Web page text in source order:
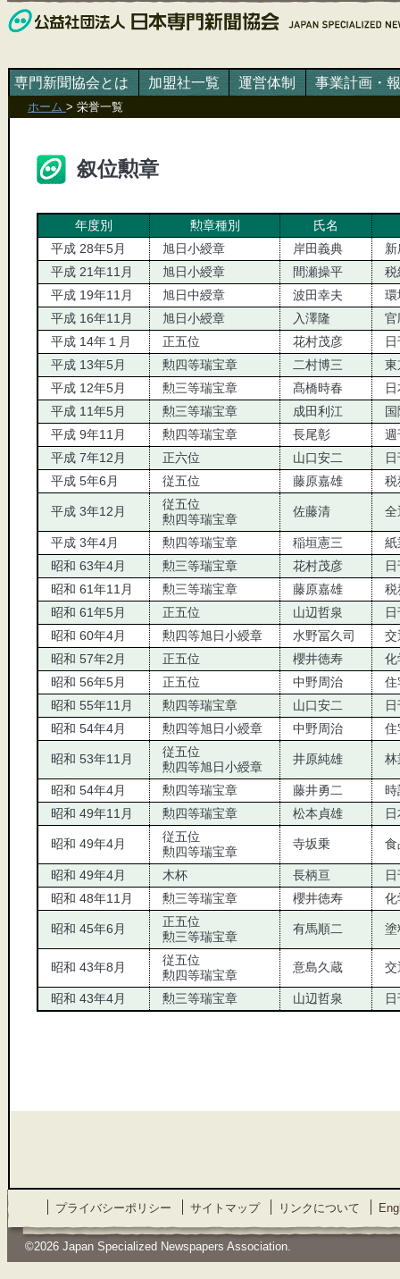
専門新聞協会とは 加盟社一覧 運営体制 事業計画・
ホーム > 栄誉一覧
叙位勲章
年度別 勲章種別
氏名
平成 28年5月
旭日小綬章 岸田義典
平成 21年11月
旭日小綬章 間瀬操平
税
平成 19年11月
旭日中綬章 波田幸夫
環
平成 16年11月
旭日小綬章 入澤隆
官
平成 14年１月
正五位 花村茂彦
平成 13年5月
勲四等瑞宝章 二村博三
東
平成 12年5月
勲三等瑞宝章 髙橋時春
平成 11年5月
勲三等瑞宝章 成田利江
平成 9年11月
勲四等瑞宝章 長尾彰
週
平成 7年12月
正六位 山口安二
平成 5年6月
従五位 藤原嘉雄 税
平成 3年12月
従五位
勲四等瑞宝章
佐藤清 全
平成 3年4月 勲四等瑞宝章 稲垣憲三
紙
昭和 63年4月
勲三等瑞宝章 花村茂彦
昭和 61年11月
勲三等瑞宝章 藤原嘉雄
税
昭和 61年5月
正五位 山辺哲泉
昭和 60年4月
勲四等旭日小綬章 水野冨久司
交
昭和 57年2月
正五位 櫻井徳寿
化
昭和 56年5月
正五位 中野周治
住
昭和 55年11月
勲四等瑞宝章 山口安二
昭和 54年4月
勲四等旭日小綬章 中野周治 住
昭和 53年11月
従五位
勲四等旭日小綬章
井原純雄 林
昭和 54年4月 勲四等瑞宝章 藤井勇二
時
昭和 49年11月
勲四等瑞宝章 松本貞雄
昭和 49年4月
従五位
勲四等瑞宝章
寺坂乗 食
昭和 49年4月 木杯 長柄亘
昭和 48年11月
勲三等瑞宝章 櫻井徳寿 化
昭和 45年6月
正五位
勲三等瑞宝章
有馬順二 塗
昭和 43年8月
従五位
勲四等瑞宝章
意島久蔵 交
昭和 43年4月 勲三等瑞宝章 山辺哲泉
プライバシーポリシー サイトマップ リンクについて
©2026 Japan Specialized Newspapers Association.